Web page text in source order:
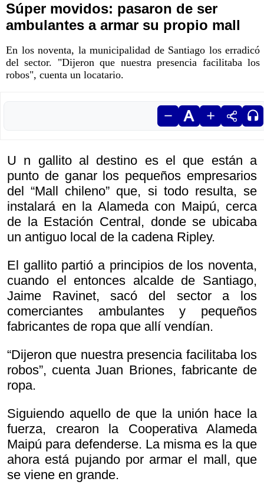
Súper movidos: pasaron de ser
ambulantes a armar su propio mall
En los noventa, la municipalidad de Santiago los erradicó
del sector. "Dijeron que nuestra presencia facilitaba los
robos", cuenta un locatario.
U n gallito al destino es el que están a
punto de ganar los pequeños empresarios
del “Mall chileno” que, si todo resulta, se
instalará en la Alameda con Maipú, cerca
de la Estación Central, donde se ubicaba
un antiguo local de la cadena Ripley.
El gallito partió a principios de los noventa,
cuando el entonces alcalde de Santiago,
Jaime Ravinet, sacó del sector a los
comerciantes ambulantes y pequeños
fabricantes de ropa que allí vendían.
“Dijeron que nuestra presencia facilitaba los
robos”, cuenta Juan Briones, fabricante de
ropa.
Siguiendo aquello de que la unión hace la
fuerza, crearon la Cooperativa Alameda
Maipú para defenderse. La misma es la que
ahora está pujando por armar el mall, que
se viene en grande.